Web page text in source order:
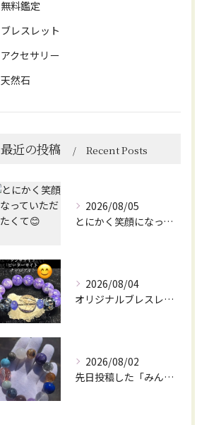
無料鑑定
ブレスレット
アクセサリー
天然石
最近の投稿 Recent Posts
2026/08/05
とにかく笑顔になっていただきたくて😊
2026/08/04
オリジナルブレスレット作成してみました😊
2026/08/02
先日投稿した「みんなを笑顔にしてくれるブレスレット」に